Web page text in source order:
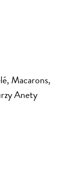
děti
dospělé
, Macarons,
Anety